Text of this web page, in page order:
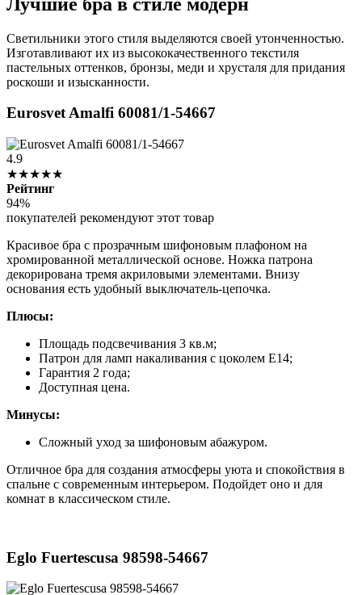
Светильники этого стиля выделяются своей утонченностью.
Изготавливают их из высококачественного текстиля
пастельных оттенков, бронзы, меди и хрусталя для придания
роскоши и изысканности.
Eurosvet Amalfi 60081/1-54667
4.9
★★★★★
Рейтинг
94%
покупателей рекомендуют этот товар
Красивое бра с прозрачным шифоновым плафоном на
хромированной металлической основе. Ножка патрона
декорирована тремя акриловыми элементами. Внизу
основания есть удобный выключатель-цепочка.
Плюсы:
Площадь подсвечивания 3 кв.м;
Патрон для ламп накаливания с цоколем Е14;
Гарантия 2 года;
Доступная цена.
Минусы:
Сложный уход за шифоновым абажуром.
Отличное бра для создания атмосферы уюта и спокойствия в
спальне с современным интерьером. Подойдет оно и для
комнат в классическом стиле.
Eglo Fuertescusa 98598-54667